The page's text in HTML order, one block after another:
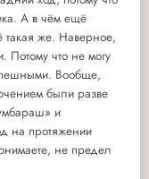
А в чём ещё
такая же. Наверное,
Потому что не могу
Вообще,
были разве
и
на протяжении
не предел